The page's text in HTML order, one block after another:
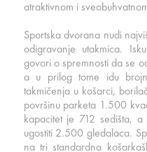
atraktivnom i
Sportska dvorana nudi
odigravanje utakmica.
govori o spremnosti da se
a u prilog tome idu
takmičenja u košarci,
površinu parketa 1.500
kapacitet je 712 sedišta,
ugostiti 2.500 gledalaca.
na tri standardna